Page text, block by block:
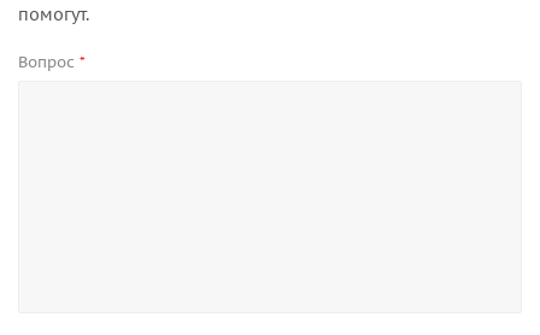
помогут.
Вопрос *